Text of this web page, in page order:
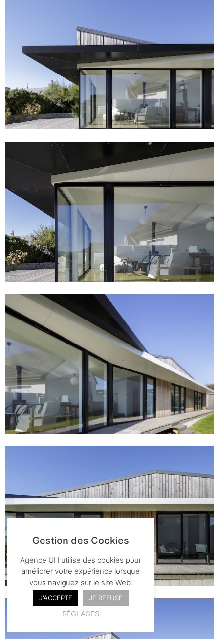
Gestion des Cookies
Agence UH utilise des cookies pour
améliorer votre expérience lorsque
vous naviguez sur le site Web.
J'ACCEPTE JE REFUSE
RÉGLAGES